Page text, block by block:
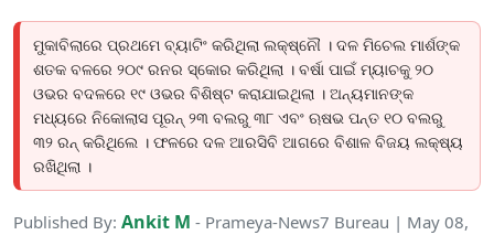
ମୁକାବିଲାରେ ପ୍ରଥମେ ବ୍ୟାଟିଂ କରିଥିଲା ଲକ୍ଷ୍ନୌ । ଦଳ ମିଚେଲ ମାର୍ଶଙ୍କ
ଶତକ ବଳରେ ୨୦୯ ରନର ସ୍କୋର କରିଥିଲା । ବର୍ଷା ପାଇଁ ମ୍ୟାଚକୁ ୨୦
ଓଭର ବଦଳରେ ୧୯ ଓଭର ବିଶିଷ୍ଟ କରାଯାଇଥିଲା । ଅନ୍ୟମାନଙ୍କ
ମଧ୍ୟରେ ନିକୋଲାସ ପୂରନ୍ ୨୩ ବଲରୁ ୩୮ ଏବଂ ଋଷଭ ପନ୍ତ ୧୦ ବଲରୁ
୩୨ ରନ୍ କରିଥିଲେ । ଫଳରେ ଦଳ ଆରସିବି ଆଗରେ ବିଶାଳ ବିଜୟ ଲକ୍ଷ୍ୟ
ରଖିଥିଲା ।
Published By: Ankit M - Prameya-News7 Bureau | May 08,